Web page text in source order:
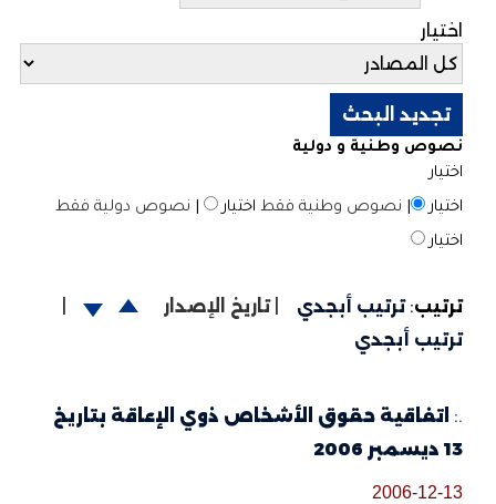
اختيار
نصوص وطنية و دولية
اختيار
اختيار
| نصوص وطنية فقط اختيار | نصوص دولية فقط
اختيار
ترتيب: ترتيب أبجدي | تاريخ الإصدار
|
ترتيب أبجدي
اتفاقية حقوق الأشخاص ذوي الإعاقة بتاريخ
13 ديسمبر 2006
2006-12-13